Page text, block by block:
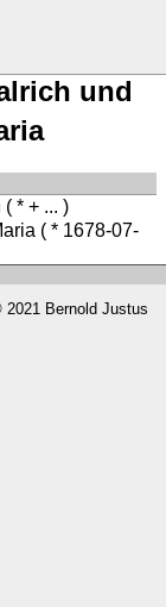
und
( * + ... )
( * 1678-07-
2021 Bernold Justus